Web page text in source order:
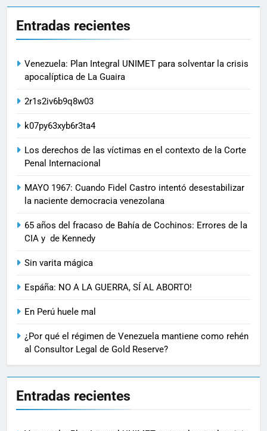
Entradas recientes
Venezuela: Plan Integral UNIMET para solventar la crisis
apocalíptica de La Guaira
2r1s2iv6b9q8w03
k07py63xyb6r3ta4
Los derechos de las víctimas en el contexto de la Corte
Penal Internacional
MAYO 1967: Cuando Fidel Castro intentó desestabilizar
la naciente democracia venezolana
65 años del fracaso de Bahía de Cochinos: Errores de la
CIA y de Kennedy
Sin varita mágica
Espáña: NO A LA GUERRA, SÍ AL ABORTO!
En Perú huele mal
¿Por qué el régimen de Venezuela mantiene como rehén
al Consultor Legal de Gold Reserve?
Entradas recientes